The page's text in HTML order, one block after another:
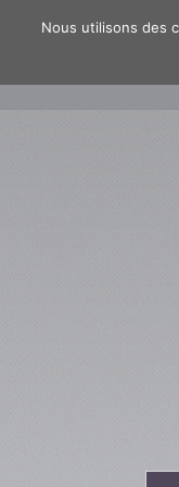
Nous utilisons des